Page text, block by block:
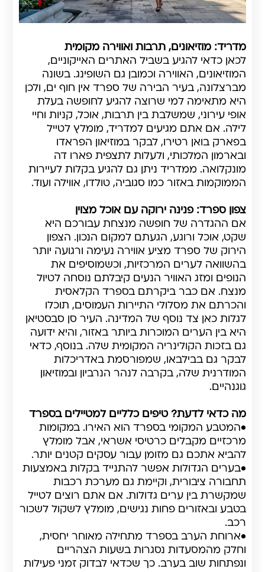
מדריד: מוזיאונים, תרבות ואווירה מקומית
לכאן כדאי להגיע בשביל האתרים האייקוניים,
המוזיאונים, האווירה וכמובן גם השופינג. בשונה
מברצלונה, בעיר הבירה של ספרד אין חוף ים, ולכן
היא מתאימה למי שרוצה להגיע לחופשה בעלת
אופי עירוני, שמשלבת בין תרבות, אוכל, קניות וחיי
לילה. אם אתם מגיעים למדריד, מומלץ לטייל
בפארק בואן רטירו, לבקר במוזיאון הפראדו
ובארמון המלכותי, ולעלות לתצפית פארו דה
מונקלואה. ממדריד ניתן גם להגיע בקלות לעיירות
הממוקמות באזור כמו סגוביה, טולדו, אווילה ועוד.
צפון ספרד: פנינה ירוקה עם אוכל מצוין
אם ההגדרה של חופשה מנצחת עבורכם היא
שקט, אוכל ורוגע, הגעתם למקום הנכון. הצפון
הירוק של ספרד מציע אווירה נעימה ורגועה יותר
בהשוואה לערים המרכזיות, וכשמוסיפים את
הנופים ומזג האוויר הנעים קיבלתם נוסחה לטיול
מנצח. אם כבר ביקרתם בספרד הקלאסית
והכרתם את מסלולי התיירות העמוסים, תוכלו
לגלות כאן צד נוסף של המדינה. העיר סן סבסטיאן
היא בין הערים המוכרות ביותר באזור, והיא ידועה
גם בזכות הקולינריה המקומית שלה. בנוסף, כדאי
לבקר גם בבילבאו, שמפורסמת באדריכלות
המודרנית שלה, בקרבה לנהר הנרביון ובמוזיאון
גוגנהיים.
מה כדאי לדעת? טיפים כלליים למטיילים בספרד
•המטבע המקומי בספרד הוא האירו. במקומות
מרכזיים מקבלים כרטיסי אשראי, אבל מומלץ
להביא אתכם גם מזומן עבור עסקים קטנים יותר.
•בערים הגדולות אפשר להתנייד בקלות באמצעות
תחבורה ציבורית, וקיימת גם מערכת רכבות
שמקשרת בין ערים גדולות. אם אתם רוצים לטייל
בטבע ובאזורים פחות נגישים, מומלץ לשקול לשכור
רכב.
•ארוחת הערב בספרד מתחילה מאוחר יחסית,
וחלק מהמסעדות נסגרות בשעות הצהריים
ונפתחות שוב בערב. כך שכדאי לבדוק זמני פעילות